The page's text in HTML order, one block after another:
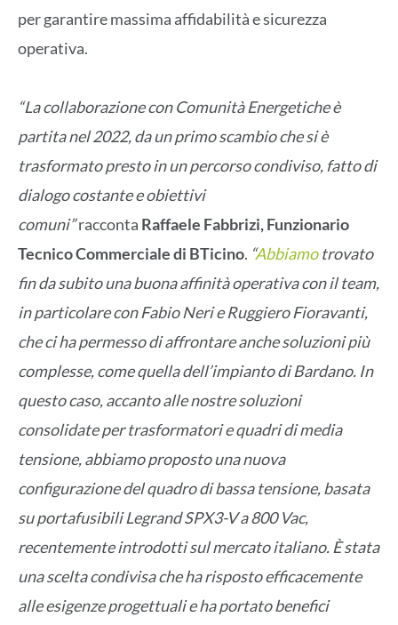
per garantire massima affidabilità e sicurezza
operativa.
“La collaborazione con Comunità Energetiche è
partita nel 2022, da un primo scambio che si è
trasformato presto in un percorso condiviso, fatto di
dialogo costante e obiettivi
comuni”racconta Raffaele Fabbrizi, Funzionario
Tecnico Commerciale di BTicino. “Abbiamotrovato
fin da subito una buona affinità operativa con il team,
in particolare con Fabio Neri e Ruggiero Fioravanti,
che ci ha permesso di affrontare anche soluzioni più
complesse, come quella dell’impianto di Bardano. In
questo caso, accanto alle nostre soluzioni
consolidate per trasformatori e quadri di media
tensione, abbiamo proposto una nuova
configurazione del quadro di bassa tensione, basata
su portafusibili Legrand SPX3-V a 800 Vac,
recentemente introdotti sul mercato italiano. È stata
una scelta condivisa che ha risposto efficacemente
alle esigenze progettuali e ha portato benefici